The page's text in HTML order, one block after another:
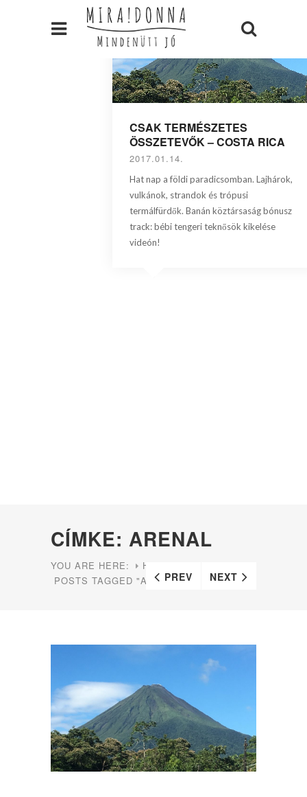
CSAK TERMÉSZETES
ÖSSZETEVŐK – COSTA RICA
2017.01.14.
Hat nap a földi paradicsomban. Lajhárok,
vulkánok, strandok és trópusi
termálfürdők. Banán köztársaság bónusz
track: bébi tengeri teknősök kikelése
videón!
CÍMKE: ARENAL
YOU ARE HERE:
HOME
POSTS TAGGED "ARENAL"
PREV NEXT